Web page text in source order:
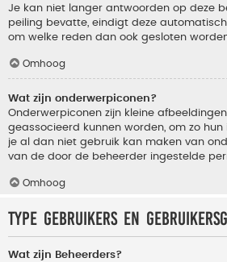
Je kan niet langer antwoorden op deze
peiling bevatte, eindigt deze
om welke reden dan ook gesloten
Omhoog
Wat zijn onderwerpiconen?
Onderwerpiconen zijn kleine
geassocieerd kunnen worden, om zo
je al dan niet gebruik kan maken van
van de door de beheerder ingestelde
Omhoog
Type gebruikers en
Wat zijn Beheerders?